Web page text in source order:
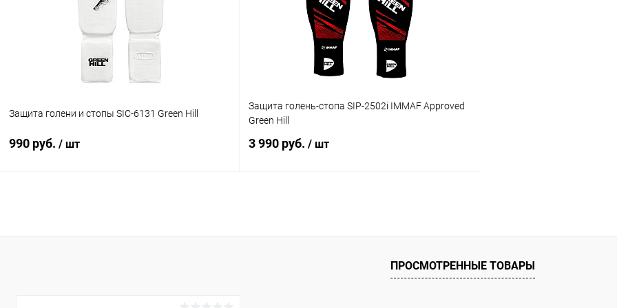
В избранное В наличии
XS
Защита голени и стопы SIC-6131 Green Hill
990 руб. / шт
Купить в 1 клик Сравнение
Защита голень-стопа SIP-2502i IMMAF Approved
Green Hill
3 990 руб. / шт
Купить в 1 клик Сравнение
Под заказ
ПРОСМОТРЕННЫЕ ТОВАРЫ